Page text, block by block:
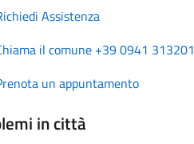
Assistenza
il comune +39 0941 313201
un appuntamento
in città